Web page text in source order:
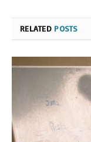
RELATED POSTS